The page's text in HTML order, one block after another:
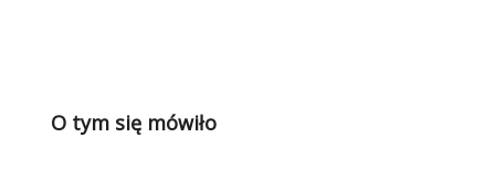
O tym się mówiło